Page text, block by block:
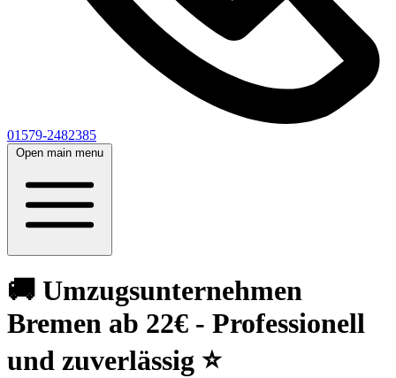
01579-2482385
Open main menu
🚚 Umzugsunternehmen
Bremen ab 22€ - Professionell
und zuverlässig ⭐